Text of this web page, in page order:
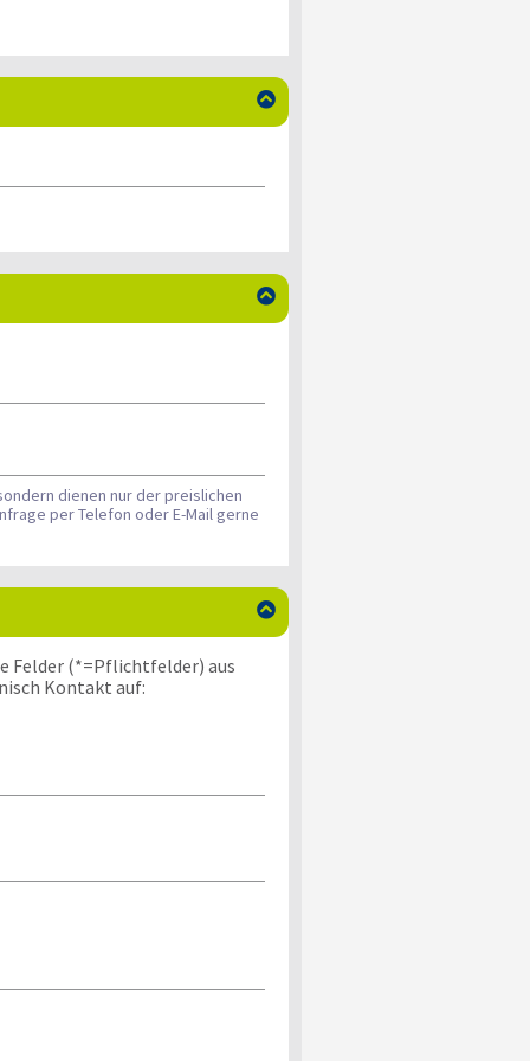


dienen nur der preislichen
per Telefon oder E-Mail gerne

Felder (*=Pflichtfelder) aus
Kontakt auf: